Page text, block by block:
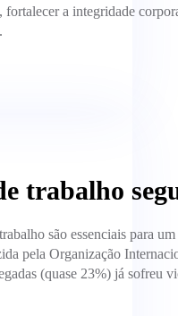
fortalecer a integridade
trabalho
são essenciais para
pela Organização
(quase 23%) já sofreu